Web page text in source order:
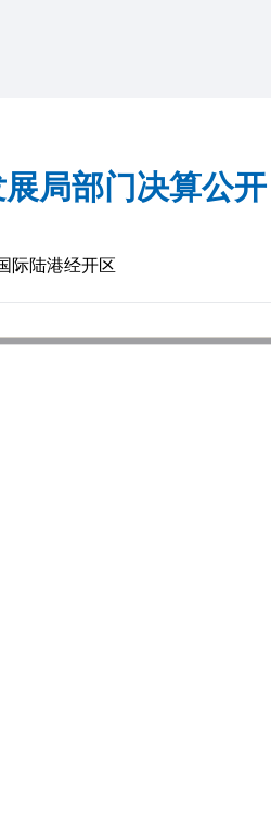
局部门决算公开
际陆港经开区